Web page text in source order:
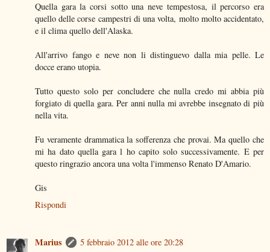
Quella gara la corsi sotto una neve tempestosa, il percorso era
quello delle corse campestri di una volta, molto molto accidentato,
e il clima quello dell'Alaska.
All'arrivo fango e neve non li distinguevo dalla mia pelle. Le
docce erano utopia.
Tutto questo solo per concludere che nulla credo mi abbia più
forgiato di quella gara. Per anni nulla mi avrebbe insegnato di più
nella vita.
Fu veramente drammatica la sofferenza che provai. Ma quello che
mi ha dato quella gara l ho capito solo successivamente. E per
questo ringrazio ancora una volta l'immenso Renato D'Amario.
Gis
Rispondi
Marius
5 febbraio 2012 alle ore 20:28